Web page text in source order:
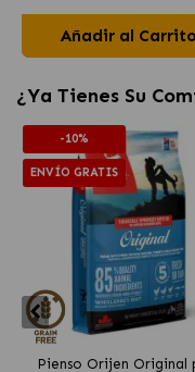
Añadir al Carrito
¿Ya Tienes Su
-10%
ENVÍO GRATIS
Pienso Orijen Original